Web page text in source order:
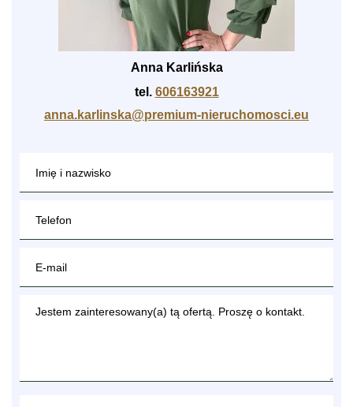
Anna Karlińska
tel. 606163921
anna.karlinska@premium-nieruchomosci.eu